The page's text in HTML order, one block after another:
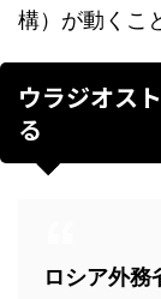
構）が動くこ
ウラジオス
る
ロシア外